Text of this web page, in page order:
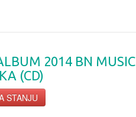
2014 BN MUSIC
(CD)
STANJU